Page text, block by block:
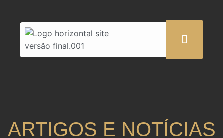
ARTIGOS E NOTÍCIAS